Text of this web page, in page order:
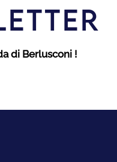
di Berlusconi !